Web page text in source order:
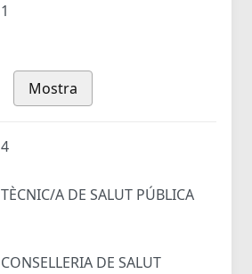
1
Mostra
4
TÈCNIC/A DE SALUT PÚBLICA
CONSELLERIA DE SALUT